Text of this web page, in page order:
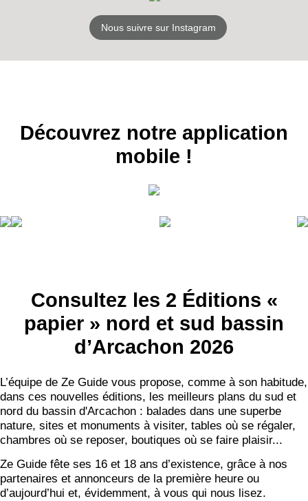
Nous suivre sur Instagram
Découvrez notre application
mobile !
Consultez les 2 Éditions «
papier » nord et sud bassin
d’Arcachon 2026
L’équipe de Ze Guide vous propose, comme à son habitude,
dans ces nouvelles éditions, les meilleurs plans du sud et
nord du bassin d'Arcachon : balades dans une superbe
nature, sites et monuments à visiter, tables où se régaler,
chambres où se reposer, boutiques où se faire plaisir...
Ze Guide fête ses 16 et 18 ans d’existence, grâce à nos
partenaires et annonceurs de la première heure ou
d’aujourd’hui et, évidemment, à vous qui nous lisez.